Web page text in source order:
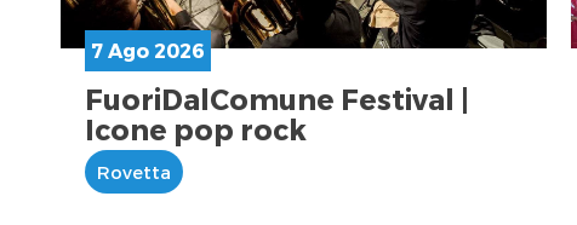
7 Ago 2026
FuoriDalComune Festival |
Icone pop rock
Rovetta